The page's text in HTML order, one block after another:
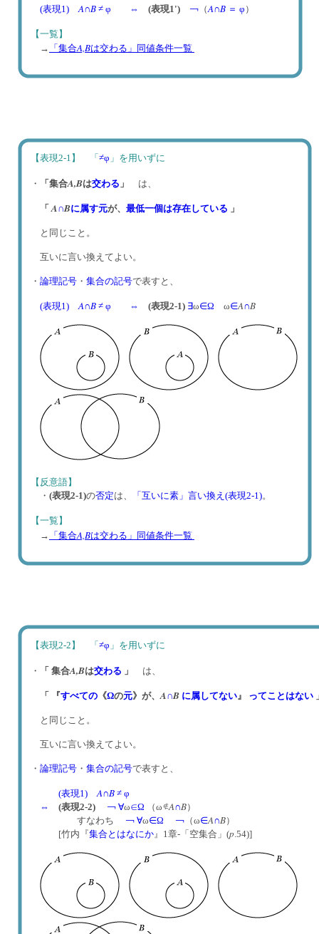
(表現1) A∩B ≠ φ ⇔ (表現1') ￢ （A∩B ＝ φ ）
【一覧】
→ 「集合A,Bは交わる」同値条件一覧
【表現2-1】 「 ≠φ 」を用いずに
・ 「集合A,Bは交わる 」 は、
「A∩Bに属す元が、 最低一個は存在している 」
と同じこと。
互いに言い換えてよい。
・ 論理記号 ・ 集合の記号で表すと、
(表現1)A∩B ≠ φ ⇔ (表現2-1) ∃ω∈Ω ω∈A∩B
【反意語】
・ (表現2-1)の否定は、 「互いに素」言い換え(表現2-1)。
【一覧】
→ 「集合A,Bは交わる」同値条件一覧
【表現2-2】 「≠φ 」を用いずに
・ 「 集合A,Bは交わる 」 は、
「 『すべての 《Ωの元》が、A∩B に属してない』 ってことはない
と同じこと。
互いに言い換えてよい。
・ 論理記号 ・ 集合の記号で表すと、
(表現1)A∩B ≠ φ
⇔
(表現2-2) ￢ ∀ω∈Ω （ω A∩B）
すなわち ￢ ∀ω∈Ω ￢ （ω∈A∩B）
[竹内『集合とはなにか』1章-「空集合」(p.54)]